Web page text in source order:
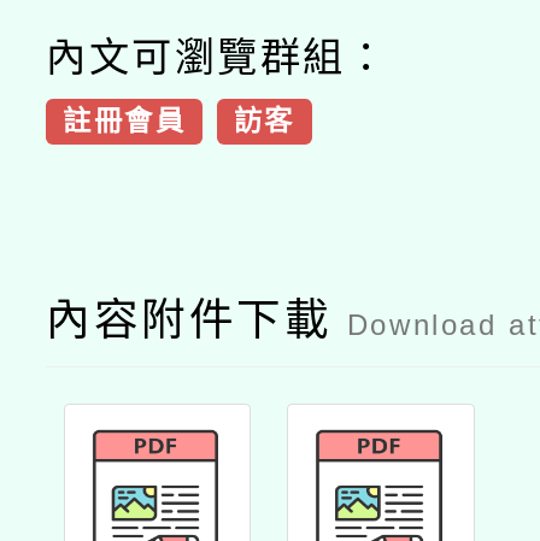
內文可瀏覽群組：
註冊會員 訪客
內容附件下載 Download